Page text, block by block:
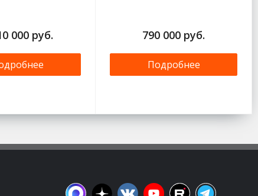
000 руб. 790 000 руб.
Подробнее